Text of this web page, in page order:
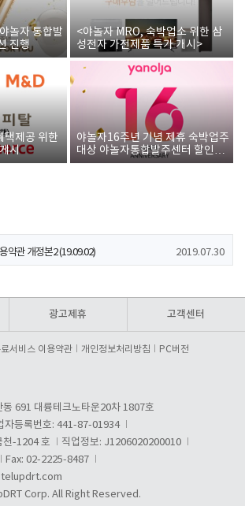
놀자 통합발
진행
<야놀자 MRO, 숙박업소 위한 삼
성전자 가전제품 특가 개시>
택제공 위한
시
야놀자16주년 기념 제휴 숙박업주
대상 야놀자통합발주센터 할인쿠
폰 증정
개정본1 (19.09.02)
약관 개정본2 (19.09.02) 2019.07.30
광고제휴 고객센터
서비스 이용약관 개인정보처리방침 PC버전
동 691 대륭테크노타운20차 1807호
자등록번호: 441-87-01934
천-1204 호
직업정보: J1206020200010
Fax: 02-2225-8487
Corp. All Right Reserved.